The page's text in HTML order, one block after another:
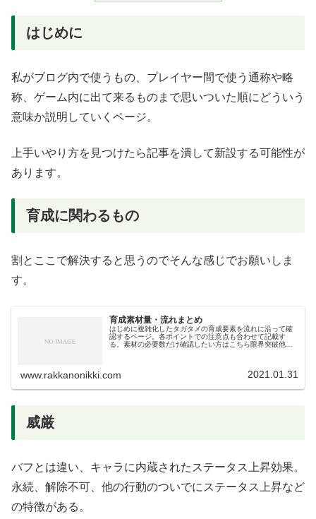
はじめに
私がブログ内で使うもの、プレイヤー間で使う通称や略
称、ゲーム内に出て来るものまで思いついた順にどういう
意味か説明していくページ。
上手いやり方を見つけたら記事を潰して新設する可能性が
あります。
育成に関わるもの
割とここで解決すると思うのでそんな感じでお願いしま
す。
育成素材量・流れまとめ
はじめに複雑化したタガタメの育成要素を流れに沿って確
認するページ。各ポイントでの注意点も合わせて記載す
る。素材の必要数だけ確認したい方はこちら限界突破他の
www.rakkanonikki.com 2021.01.31
威厳
バフとは違い、キャラに内蔵されたステータス上昇効果。
永続、解除不可、他の行動のついでにステータス上昇など
の特徴がある。